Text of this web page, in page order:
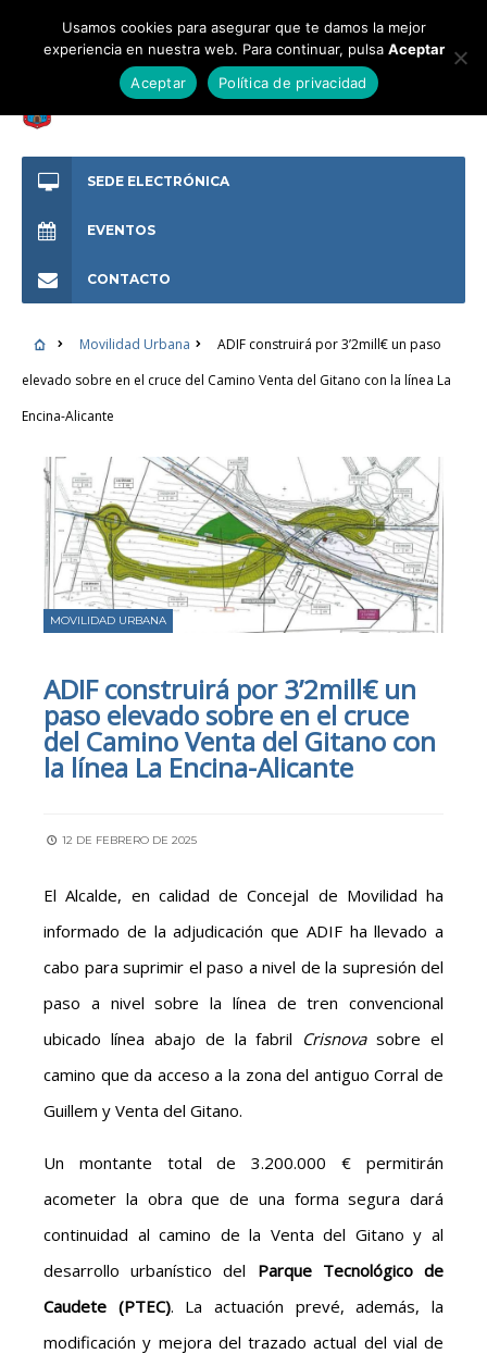
SEDE ELECTRÓNICA
EVENTOS
CONTACTO
Movilidad Urbana
ADIF construirá por 3’2mill€ un paso
elevado sobre en el cruce del Camino Venta del Gitano con la línea La
Encina-Alicante
MOVILIDAD URBANA
ADIF construirá por 3’2mill€ un
paso elevado sobre en el cruce
del Camino Venta del Gitano con
la línea La Encina-Alicante
12 DE FEBRERO DE 2025
El Alcalde, en calidad de Concejal de Movilidad ha
informado de la adjudicación que ADIF ha llevado a
cabo para suprimir el paso a nivel de la supresión del
paso a nivel sobre la línea de tren convencional
ubicado línea abajo de la fabril Crisnovasobre el
camino que da acceso a la zona del antiguo Corral de
Guillem y Venta del Gitano.
Un montante total de 3.200.000 € permitirán
acometer la obra que de una forma segura dará
continuidad al camino de la Venta del Gitano y al
desarrollo urbanístico del Parque Tecnológico de
Caudete (PTEC). La actuación prevé, además, la
modificación y mejora del trazado actual del vial de
Usamos cookies para asegurar que te damos la mejor
experiencia en nuestra web. Para continuar, pulsa Aceptar
Aceptar
Política de privacidad